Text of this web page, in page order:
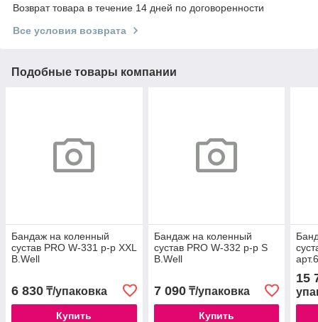
Возврат товара в течение 14 дней по договоренности
Все условия возврата
Подобные товары компании
Бандаж на коленный
сустав PRO W-331 р-р XXL
B.Well
6 830 ₸/упаковка
Купить
Бандаж на коленный
сустав PRO W-332 р-р S
B.Well
7 090₸/упаковка
Купить
15